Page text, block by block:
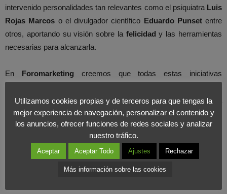
intervenido personalidades tan relevantes como el psiquiatraLuis
Rojas Marcos o el divulgador científico Eduardo Punset entre
otros, aportando su visión sobre la felicidad y las herramientas
necesarias para alcanzarla.
En Foromarketing creemos que todas estas iniciativas
positivaspara la sociedad, porque no solo benefician a la
persona sino que además redundan en losresultados
empresariales.
Utilizamos cookies propias y de terceros para que tengas la
mejor experiencia de navegación, personalizar el contenido y
los anuncios, ofrecer funciones de redes sociales y analizar
nuestro tráfico.
Aceptar Aceptar Todo Ajustes Rechazar
Más información sobre las cookies